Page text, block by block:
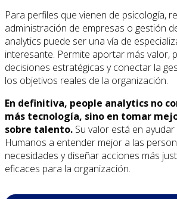
Para perfiles que vienen de psicología,
administración de empresas o gestión
analytics puede ser una vía de
interesante. Permite aportar más valor,
decisiones estratégicas y conectar la
los objetivos reales de la organización.
En definitiva, people analytics no
más tecnología, sino en tomar
sobre talento. Su valor está en
Humanos a entender mejor a las
necesidades y diseñar acciones más
eficaces para la organización.